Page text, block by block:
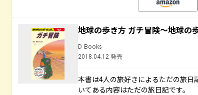
地球の歩き方 ガチ冒険～地球の
D-Books
2018.04.12 発売
本書は4人の旅好きによるただの旅日
いてある内容はただの旅日記です。